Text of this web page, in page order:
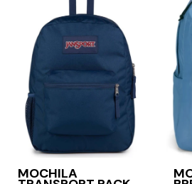
MOCHILA